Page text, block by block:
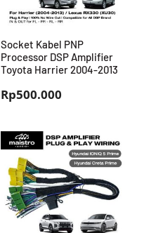
Socket Kabel PNP
Processor DSP Amplifier
Toyota Harrier 2004-2013
Rp500.000